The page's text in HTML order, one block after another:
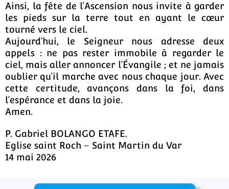
Ainsi, la fête de l’Ascension nous invite à garder
les pieds sur la terre tout en ayant le cœur
tourné vers le ciel.
Aujourd’hui, le Seigneur nous adresse deux
appels : ne pas rester immobile à regarder le
ciel, mais aller annoncer l’Évangile ; et ne jamais
oublier qu’il marche avec nous chaque jour. Avec
cette certitude, avançons dans la foi, dans
l’espérance et dans la joie.
Amen.
P. Gabriel BOLANGO ETAFE.
Eglise saint Roch – Saint Martin du Var
14 mai 2026